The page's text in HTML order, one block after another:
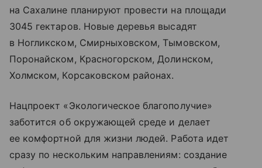
на Сахалине планируют провести на площади
3045 гектаров. Новые деревья высадят
в Ногликском, Смирныховском, Тымовском,
Поронайском, Красногорском, Долинском,
Холмском, Корсаковском районах.
Нацпроект «Экологическое благополучие»
заботится об окружающей среде и делает
ее комфортной для жизни людей. Работа идет
сразу по нескольким направлениям: создание